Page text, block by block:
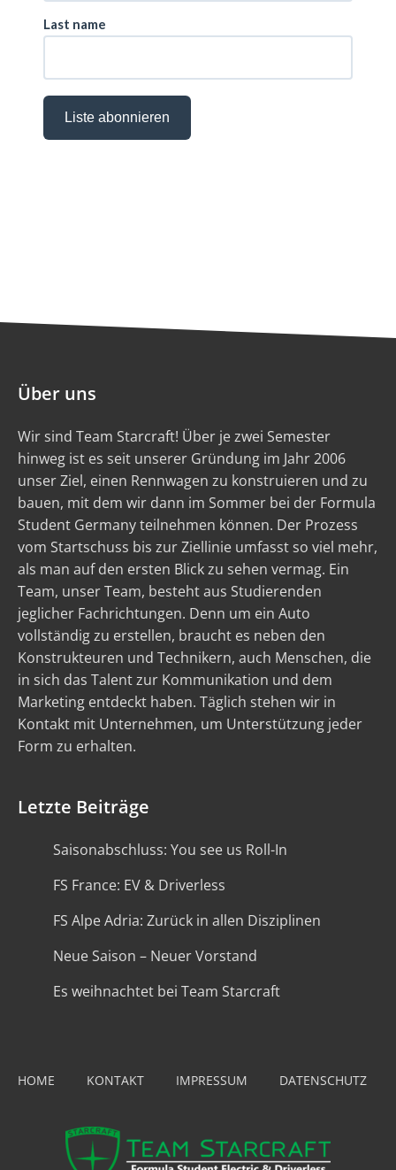
Über uns
Wir sind Team Starcraft! Über je zwei Semester
hinweg ist es seit unserer Gründung im Jahr 2006
unser Ziel, einen Rennwagen zu konstruieren und zu
bauen, mit dem wir dann im Sommer bei der Formula
Student Germany teilnehmen können. Der Prozess
vom Startschuss bis zur Ziellinie umfasst so viel mehr,
als man auf den ersten Blick zu sehen vermag. Ein
Team, unser Team, besteht aus Studierenden
jeglicher Fachrichtungen. Denn um ein Auto
vollständig zu erstellen, braucht es neben den
Konstrukteuren und Technikern, auch Menschen, die
in sich das Talent zur Kommunikation und dem
Marketing entdeckt haben. Täglich stehen wir in
Kontakt mit Unternehmen, um Unterstützung jeder
Form zu erhalten.
Letzte Beiträge
Saisonabschluss: You see us Roll-In
FS France: EV & Driverless
FS Alpe Adria: Zurück in allen Disziplinen
Neue Saison – Neuer Vorstand
Es weihnachtet bei Team Starcraft
HOME KONTAKT IMPRESSUM DATENSCHUTZ